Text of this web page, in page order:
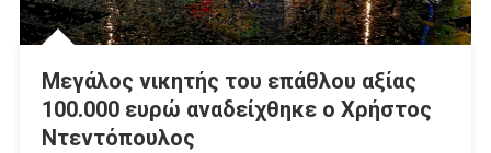
Μεγάλος νικητής του επάθλου αξίας
100.000 ευρώ αναδείχθηκε ο Χρήστος
Ντεντόπουλος